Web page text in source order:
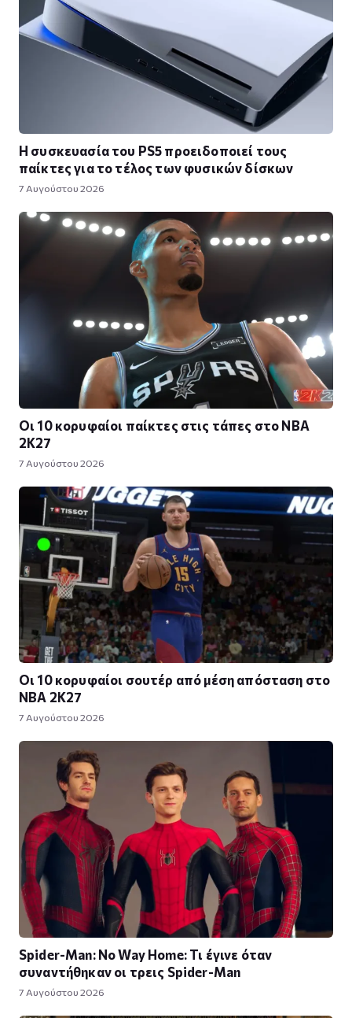
Η συσκευασία του PS5 προειδοποιεί τους
παίκτες για το τέλος των φυσικών δίσκων
7 Αυγούστου 2026
Οι 10 κορυφαίοι παίκτες στις τάπες στο NBA
2K27
7 Αυγούστου 2026
Οι 10 κορυφαίοι σουτέρ από μέση απόσταση στο
NBA 2K27
7 Αυγούστου 2026
Spider-Man: No Way Home: Τι έγινε όταν
συναντήθηκαν οι τρεις Spider-Man
7 Αυγούστου 2026